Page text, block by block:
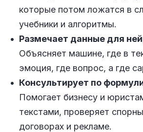
которые потом ложатся в
учебники и алгоритмы.
Размечает данные для
Объясняет машине, где в
эмоция, где вопрос, а где
Консультирует по
Помогает бизнесу и
текстами, проверяет
договорах и рекламе.